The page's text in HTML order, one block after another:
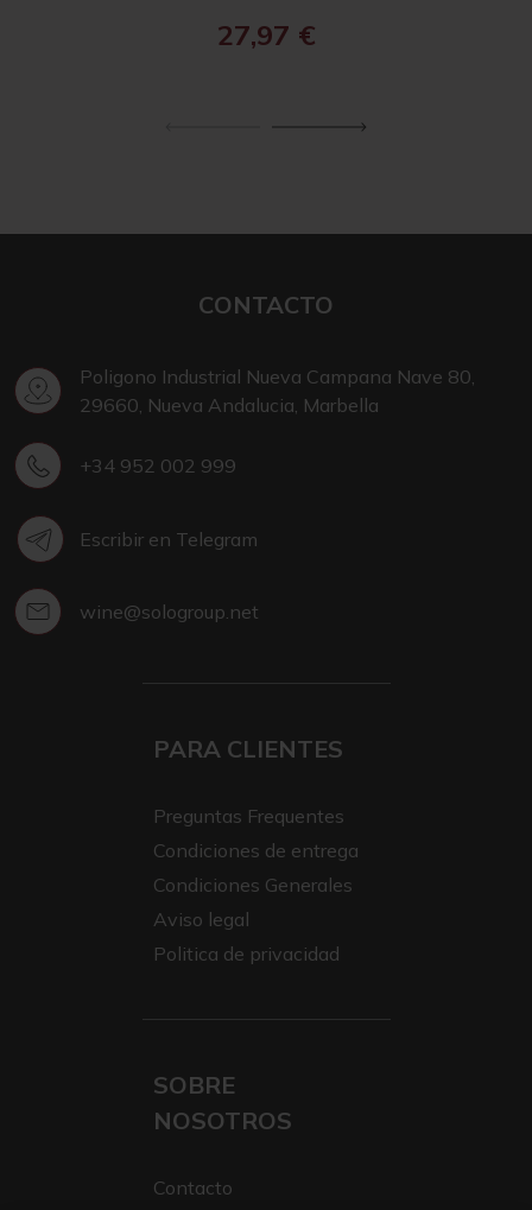
27,97 €
CONTACTO
Poligono Industrial Nueva Campana Nave 80,
29660, Nueva Andalucia, Marbella
+34 952 002 999
Escribir en Telegram
wine@sologroup.net
PARA CLIENTES
Preguntas Frequentes
Condiciones de entrega
Condiciones Generales
Aviso legal
Politica de privacidad
SOBRE
NOSOTROS
Contacto